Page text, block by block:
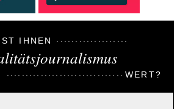
IHNEN
WERT?